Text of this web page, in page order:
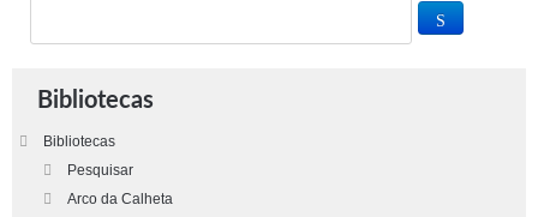
Bibliotecas
Bibliotecas
Pesquisar
Arco da Calheta